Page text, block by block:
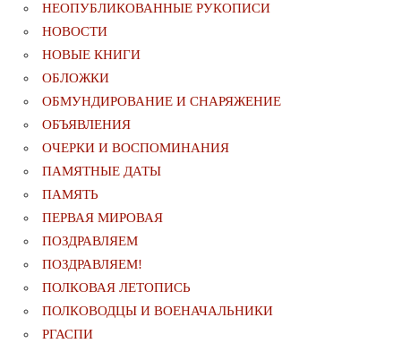
НЕОПУБЛИКОВАННЫЕ РУКОПИСИ
НОВОСТИ
НОВЫЕ КНИГИ
ОБЛОЖКИ
ОБМУНДИРОВАНИЕ И СНАРЯЖЕНИЕ
ОБЪЯВЛЕНИЯ
ОЧЕРКИ И ВОСПОМИНАНИЯ
ПАМЯТНЫЕ ДАТЫ
ПАМЯТЬ
ПЕРВАЯ МИРОВАЯ
ПОЗДРАВЛЯЕМ
ПОЗДРАВЛЯЕМ!
ПОЛКОВАЯ ЛЕТОПИСЬ
ПОЛКОВОДЦЫ И ВОЕНАЧАЛЬНИКИ
РГАСПИ